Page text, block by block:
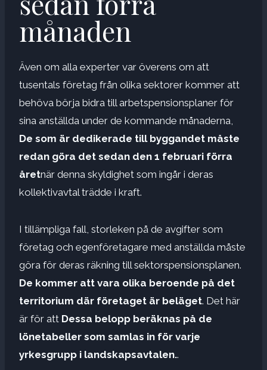
månaden
Även om alla experter var överens om att
tusentals företag från olika sektorer kommer att
behöva börja bidra till arbetspensionsplaner för
sina anställda under de kommande månaderna,
De som är dedikerade till byggandet måste
redan göra det sedan den 1 februari förra
åretnär denna skyldighet som ingår i deras
kollektivavtal trädde i kraft.
I tillämpliga fall, storleken på de avgifter som
företag och egenföretagare med anställda måste
göra för deras räkning till sektorspensionsplanen.
De kommer att vara olika beroende på det
territorium där företaget är beläget. Det här
är för att Dessa belopp beräknas på de
lönetabeller som samlas in för varje
yrkesgrupp i landskapsavtalen..